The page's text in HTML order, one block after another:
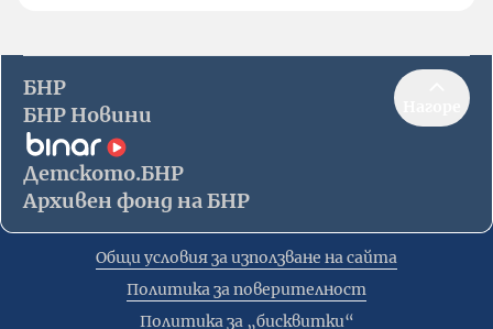
БНР
БНР Новини
Детското.БНР
Архивен фонд на БНР
Общи условия за използване на сайта
Политика за поверителност
Политика за „бисквитки“